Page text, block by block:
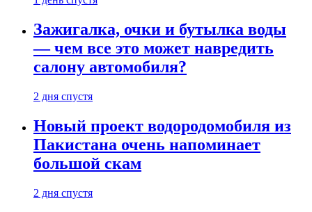
Зажигалка, очки и бутылка воды
— чем все это может навредить
салону автомобиля?
2 дня спустя
Новый проект водородомобиля из
Пакистана очень напоминает
большой скам
2 дня спустя